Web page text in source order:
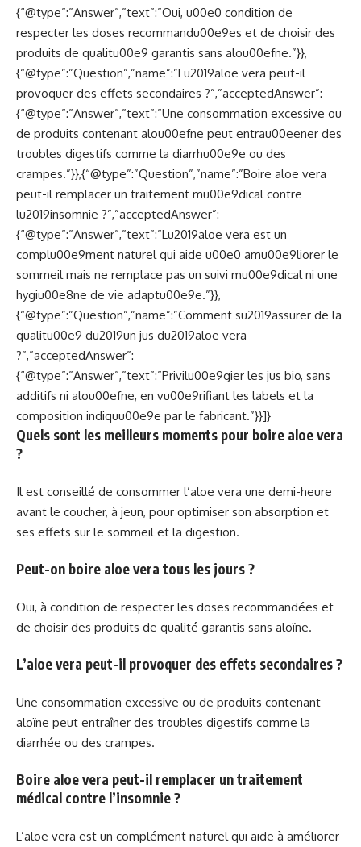
{“@type”:”Answer”,”text”:”Oui, u00e0 condition de
respecter les doses recommandu00e9es et de choisir des
produits de qualitu00e9 garantis sans alou00efne.”}},
{“@type”:”Question”,”name”:”Lu2019aloe vera peut-il
provoquer des effets secondaires ?”,”acceptedAnswer”:
{“@type”:”Answer”,”text”:”Une consommation excessive ou
de produits contenant alou00efne peut entrau00eener des
troubles digestifs comme la diarrhu00e9e ou des
crampes.”}},{“@type”:”Question”,”name”:”Boire aloe vera
peut-il remplacer un traitement mu00e9dical contre
lu2019insomnie ?”,”acceptedAnswer”:
{“@type”:”Answer”,”text”:”Lu2019aloe vera est un
complu00e9ment naturel qui aide u00e0 amu00e9liorer le
sommeil mais ne remplace pas un suivi mu00e9dical ni une
hygiu00e8ne de vie adaptu00e9e.”}},
{“@type”:”Question”,”name”:”Comment su2019assurer de la
qualitu00e9 du2019un jus du2019aloe vera
?”,”acceptedAnswer”:
{“@type”:”Answer”,”text”:”Privilu00e9gier les jus bio, sans
additifs ni alou00efne, en vu00e9rifiant les labels et la
composition indiquu00e9e par le fabricant.”}}]}
Quels sont les meilleurs moments pour boire aloe vera
?
Il est conseillé de consommer l’aloe vera une demi-heure
avant le coucher, à jeun, pour optimiser son absorption et
ses effets sur le sommeil et la digestion.
Peut-on boire aloe vera tous les jours ?
Oui, à condition de respecter les doses recommandées et
de choisir des produits de qualité garantis sans aloïne.
L’aloe vera peut-il provoquer des effets secondaires ?
Une consommation excessive ou de produits contenant
aloïne peut entraîner des troubles digestifs comme la
diarrhée ou des crampes.
Boire aloe vera peut-il remplacer un traitement
médical contre l’insomnie ?
L’aloe vera est un complément naturel qui aide à améliorer